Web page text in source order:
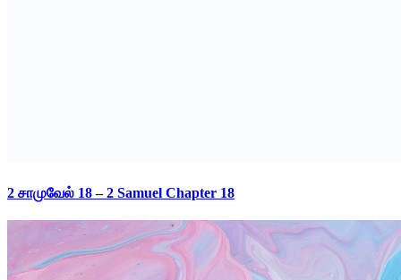
2 சாமுவேல் 18 – 2 Samuel Chapter 18